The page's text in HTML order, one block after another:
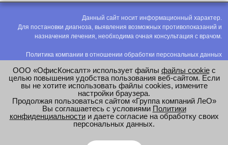
Данный сайт носит информационный характер.
Для постановки диагноза, выявления возможных противопоказаний и
назначения лечения, необходима очная консультация с врачом.
Политика компании в отношении обработки персональных данных
Соглашение на обработку персональных данных
Оценка труда
e-mail:office@modus-leo.ru
ООО «ОфисКонсалт» использует файлы файлы cookieс
целью повышения удобства пользования веб-сайтом. Если
вы не хотите использовать файлы cookies, измените
настройки браузера.
Продолжая пользоваться сайтом «Группа компаний ЛеО»
Вы соглашаетесь с условиями Политики
конфиденциальностии даете согласие на обработку своих
персональных данных.